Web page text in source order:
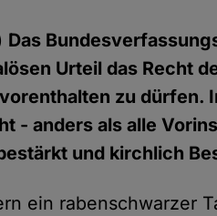
Das
Urteil das Recht
zu dürfen.
- anders als alle
und kirchlich
ein rabenschwarzer